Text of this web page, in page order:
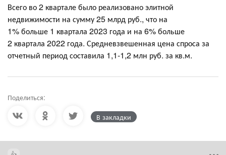
Всего во 2 квартале было реализовано элитной
недвижимости на сумму 25 млрд руб., что на
1% больше 1 квартала 2023 года и на 6% больше
2 квартала 2022 года. Средневзвешенная цена спроса​ за
отчетный период составила 1,1-1,2 млн руб. за кв.м.
Поделиться:
В закладки